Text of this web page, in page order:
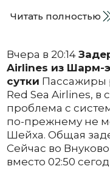
Читать полностью
Вчера в 20:14
Airlines из Шарм-
сутки Пассажиры
Red Sea Airlines, в
проблема с
по-прежнему не
Шейха. Общая
Сейчас во
вместо 02:50